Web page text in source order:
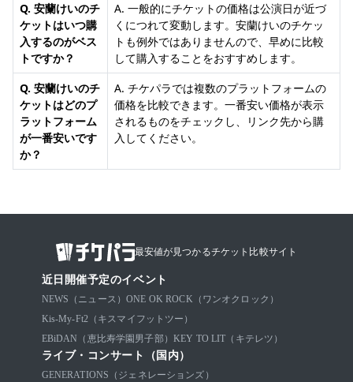
Q. 安蘭けいのチ
ケットはいつ購
入するのがベス
トですか？
A. 一般的にチケットの価格は公演日が近づ
くにつれて変動します。安蘭けいのチケッ
トも例外ではありませんので、早めに比較
して購入することをおすすめします。
Q. 安蘭けいのチ
ケットはどのプ
ラットフォーム
が一番安いです
か？
A. チケパラでは複数のプラットフォームの
価格を比較できます。一番安い価格が表示
されるものをチェックし、リンク先から購
入してください。
最安値が見つかるチケット比較サイト
近日開催予定のイベント
NEWS（ニュース） ONE OK ROCK（ワンオクロック）
Kis-My-Ft2（キスマイフットツー）
EBiDAN（恵比寿学園男子部） KEY TO LIT（キテレツ）
ライブ・コンサート（国内）
GENERATIONS（ジェネレーションズ）